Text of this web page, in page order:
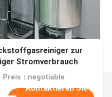
zur
Stromverbrauch
Preis：negotiable
Kontaktieren Sie